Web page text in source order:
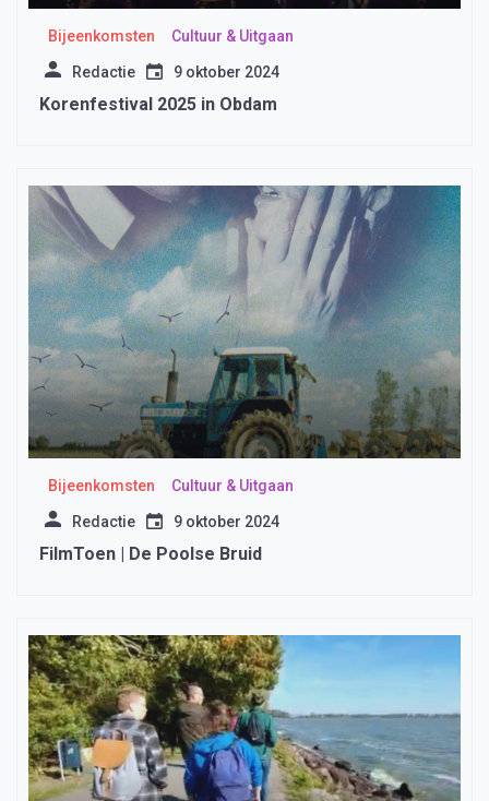
Bijeenkomsten Cultuur & Uitgaan
Redactie 9 oktober 2024
Korenfestival 2025 in Obdam
Bijeenkomsten Cultuur & Uitgaan
Redactie 9 oktober 2024
FilmToen | De Poolse Bruid